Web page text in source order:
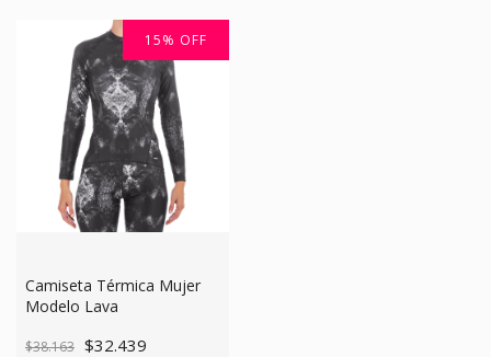
15% OFF
Camiseta Térmica Mujer
Modelo Lava
$38.163 $32.439